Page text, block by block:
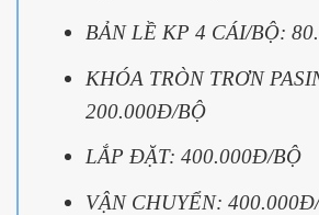
BẢN LỀ KP 4 CÁI/BỘ:
KHÓA TRÒN TRƠN
200.000Đ/BỘ
LẮP ĐẶT: 400.000Đ/BỘ
VẬN CHUYỂN: